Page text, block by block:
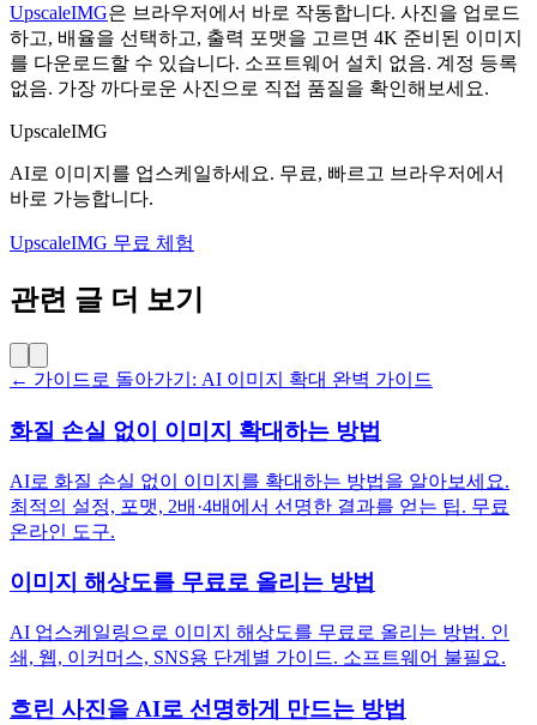
UpscaleIMG은 브라우저에서 바로 작동합니다. 사진을 업로드
하고, 배율을 선택하고, 출력 포맷을 고르면 4K 준비된 이미지
를 다운로드할 수 있습니다. 소프트웨어 설치 없음. 계정 등록
없음. 가장 까다로운 사진으로 직접 품질을 확인해보세요.
UpscaleIMG
AI로 이미지를 업스케일하세요. 무료, 빠르고 브라우저에서
바로 가능합니다.
UpscaleIMG 무료 체험
관련 글 더 보기
← 가이드로 돌아가기: AI 이미지 확대 완벽 가이드
화질 손실 없이 이미지 확대하는 방법
AI로 화질 손실 없이 이미지를 확대하는 방법을 알아보세요.
최적의 설정, 포맷, 2배·4배에서 선명한 결과를 얻는 팁. 무료
온라인 도구.
이미지 해상도를 무료로 올리는 방법
AI 업스케일링으로 이미지 해상도를 무료로 올리는 방법. 인
쇄, 웹, 이커머스, SNS용 단계별 가이드. 소프트웨어 불필요.
흐린 사진을 AI로 선명하게 만드는 방법